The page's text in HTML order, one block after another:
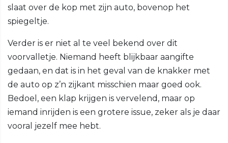
slaat over de kop met zijn auto, bovenop het
spiegeltje.
Verder is er niet al te veel bekend over dit
voorvalletje. Niemand heeft blijkbaar aangifte
gedaan, en dat is in het geval van de knakker met
de auto op z’n zijkant misschien maar goed ook.
Bedoel, een klap krijgen is vervelend, maar op
iemand inrijden is een grotere issue, zeker als je daar
vooral jezelf mee hebt.